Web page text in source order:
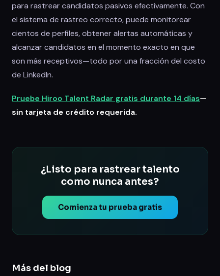
para rastrear candidatos pasivos efectivamente. Con
el sistema de rastreo correcto, puede monitorear
cientos de perfiles, obtener alertas automáticas y
alcanzar candidatos en el momento exacto en que
son más receptivos—todo por una fracción del costo
de LinkedIn.
Pruebe Hiroo Talent Radar gratis durante 14 días—
sin tarjeta de crédito requerida.
¿Listo para rastrear talento
como nunca antes?
Comienza tu prueba gratis
Más del blog